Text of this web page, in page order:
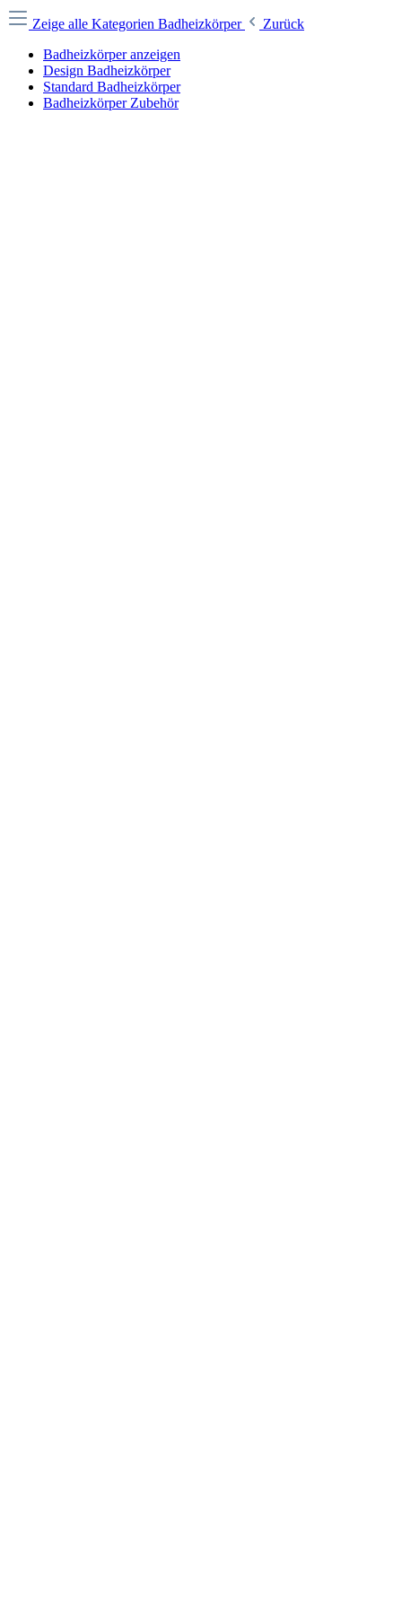
Zeige alle Kategorien Badheizkörper
Zurück
Badheizkörper anzeigen
Design Badheizkörper
Standard Badheizkörper
Badheizkörper Zubehör